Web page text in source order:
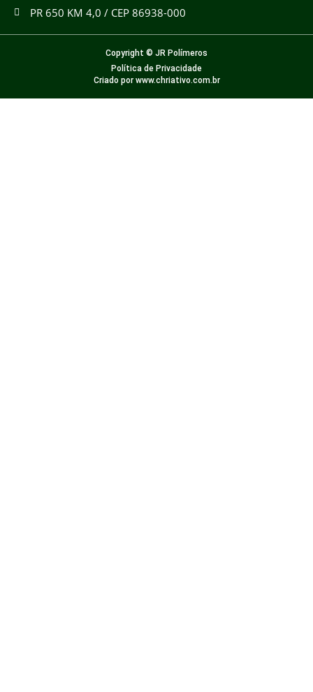
PR 650 KM 4,0 / CEP 86938-000
Copyright © JR Polímeros
Política de Privacidade
Criado por www.chriativo.com.br